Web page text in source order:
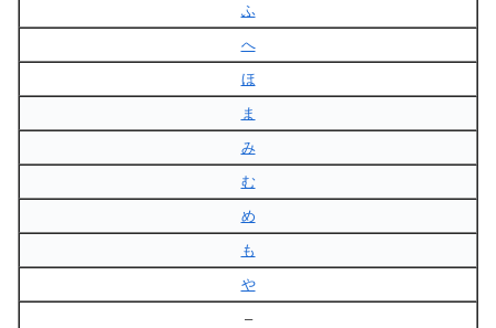
ふ
へ
ほ
ま
み
む
め
も
や
–